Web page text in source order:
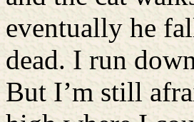
eventually he
dead. I run
But I’m still